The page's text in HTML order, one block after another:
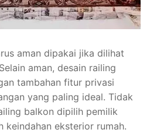
Klasik
Jakarta
Murah
aman dipakai jika dilihat
aman, desain railing
tambahan fitur privasi
yang paling ideal. Tidak
balkon dipilih pemilik
keindahan eksterior rumah.